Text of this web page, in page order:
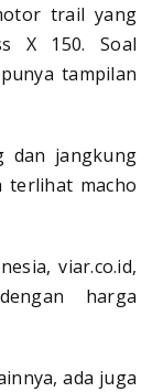
trail yang
X 150. Soal
tampilan
dan jangkung
terlihat macho
viar.co.id,
harga
ada juga